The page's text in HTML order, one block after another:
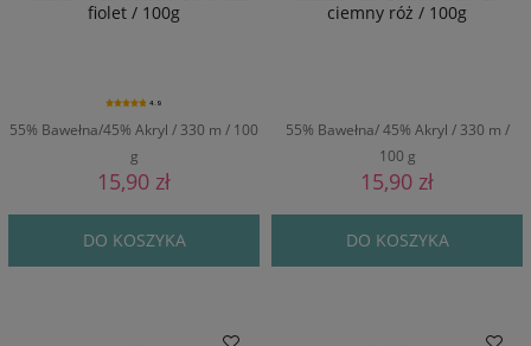
fiolet / 100g
55% Bawełna/45% Akryl / 330 m / 100
g
4.9
15,90 zł
DO KOSZYKA
ciemny róż / 100g
55% Bawełna/ 45% Akryl / 330 m /
100 g
15,90 zł
DO KOSZYKA